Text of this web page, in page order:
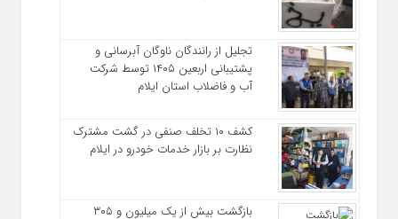
تجلیل از رانندگان ناوگان آبرسانی و
پشتیبانی اربعین ۱۴۰۵ توسط شرکت
آب و فاضلاب استان ایلام
کشف ۱۰ تخلف صنفی در گشت مشترک
نظارت بر بازار خدمات خودرو در ایلام
بازگشت بیش از یک میلیون و ۳۰۵